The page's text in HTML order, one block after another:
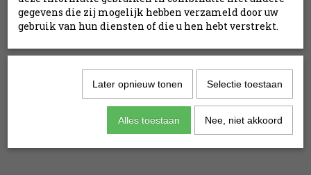
Eucalyptus
Eucalyptus
Gerbera rood
Roos bordeaux
Roos donkerrood
gegevens die zij mogelijk hebben verzameld door uw
gebruik van hun diensten of die u hen hebt verstrekt.
Later opnieuw tonen Selectie toestaan
Alles toestaan Nee, niet akkoord